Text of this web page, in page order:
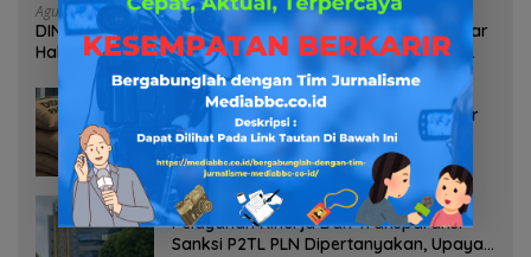
Agustus 10, 2026
DINAMIKA PEMERINTAHAN! Dr. Rahidin Anang, MS Bongkar
Habis-Habisan “Malpraktik” Penataan Kepala Dinas Di
Agustus 7, 2026
Heboh Tumpukan Karung Diduga Pasir
Timah di Pos AL Manggar, Danlanal
Babel: Masih Kami Dalami
Agustus 7, 2026
Pelayanan Kinerja Dan Transparansi
Sanksi P2TL PLN Dipertanyakan, Upaya